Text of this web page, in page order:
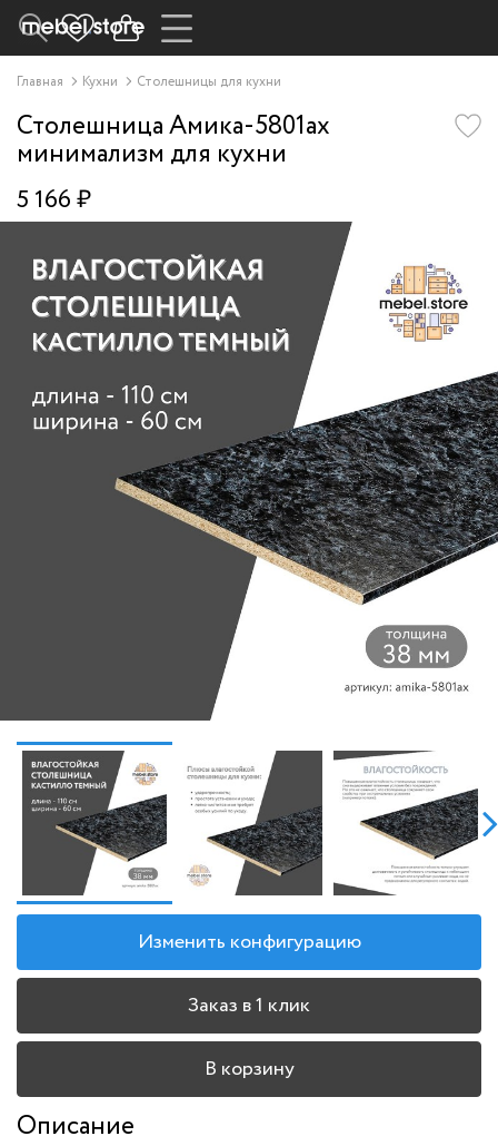
Главная Кухни Столешницы для кухни
Столешница Амика-5801ax
минимализм для кухни
5 166 ₽
Изменить конфигурацию
Заказ в 1 клик
В корзину
Описание